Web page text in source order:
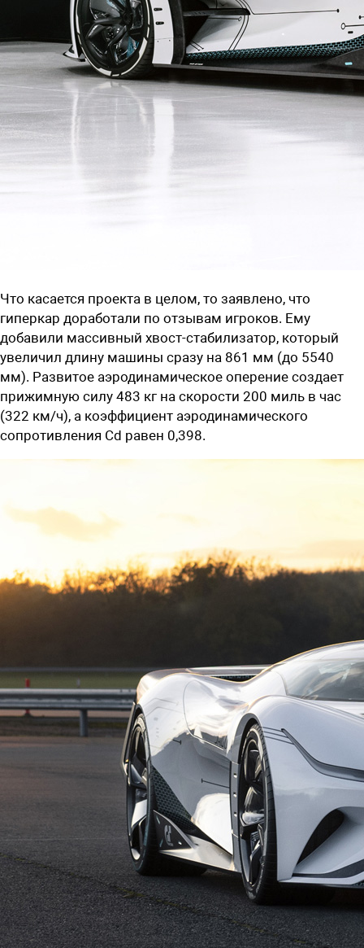
Что касается проекта в целом, то заявлено, что
гиперкар доработали по отзывам игроков. Ему
добавили массивный хвост-стабилизатор, который
увеличил длину машины сразу на 861 мм (до 5540
мм). Развитое аэродинамическое оперение создает
прижимную силу 483 кг на скорости 200 миль в час
(322 км/ч), а коэффициент аэродинамического
сопротивления Cd равен 0,398.